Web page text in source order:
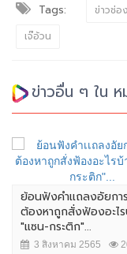
Tags: ข่าวช่อ
เจ๊อ้วน
ข่าวอื่น ๆ ใน
ย้อนฟังคำเเถลงอัยก
ต้องหาถูกสั่งฟ้องอะไ
"แซน-กระติก"...
3 สิงหาคม 2565